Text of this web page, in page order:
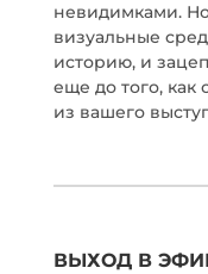
невидимками.
визуальные
историю, и
еще до того, как
из вашего
ВЫХОД В